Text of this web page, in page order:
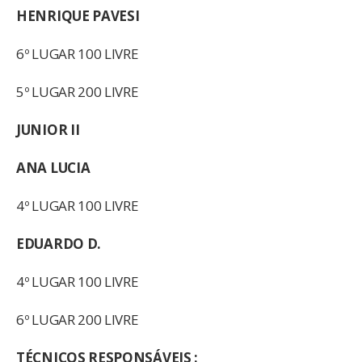
HENRIQUE PAVESI
6º LUGAR 100 LIVRE
5º LUGAR 200 LIVRE
JUNIOR II
ANA LUCIA
4º LUGAR 100 LIVRE
EDUARDO D.
4º LUGAR 100 LIVRE
6º LUGAR 200 LIVRE
TÉCNICOS RESPONSÁVEIS :